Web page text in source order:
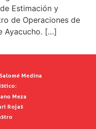
Estimación y
de Operaciones de
Ayacucho. […]
Medina
Meza
Rojas